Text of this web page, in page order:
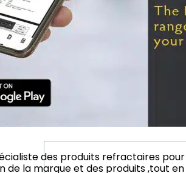
des produits refractaires pour
la marque et des produits ,tout